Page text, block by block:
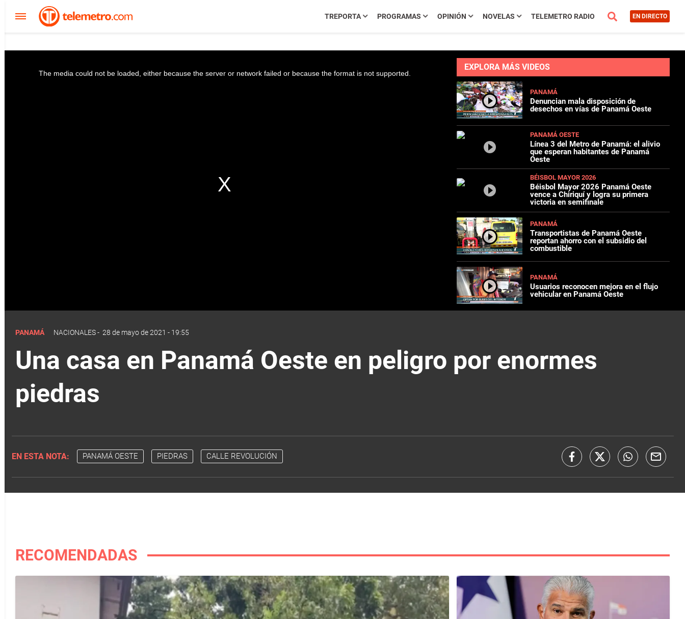
TREPORTA PROGRAMAS OPINIÓN NOVELAS TELEMETRO RADIO EN DIRECTO
The media could not be loaded, either because the server or network failed or because the format is not supported.
EXPLORA MÁS VIDEOS
PANAMÁ
Denuncian mala disposición de
desechos en vías de Panamá Oeste
PANAMÁ OESTE
Línea 3 del Metro de Panamá: el alivio
que esperan habitantes de Panamá
Oeste
BÉISBOL MAYOR 2026
Béisbol Mayor 2026 Panamá Oeste
vence a Chiriquí y logra su primera
victoria en semifinale
PANAMÁ
Transportistas de Panamá Oeste
reportan ahorro con el subsidio del
combustible
PANAMÁ
Usuarios reconocen mejora en el flujo
vehicular en Panamá Oeste
PANAMÁ NACIONALES- 28 de mayo de 2021 - 19:55
Una casa en Panamá Oeste en peligro por enormes
piedras
EN ESTA NOTA: PANAMÁ OESTE PIEDRAS CALLE REVOLUCIÓN
RECOMENDADAS